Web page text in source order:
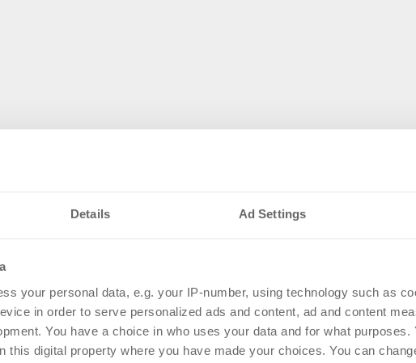
Details Ad Settings
your personal data, e.g. your IP-number, using technology such as
in order to serve personalized ads and content, ad and content
You have a choice in who uses your data and for what purposes.
this digital property where you have made your choices. You can
METRONA-Gruppe –